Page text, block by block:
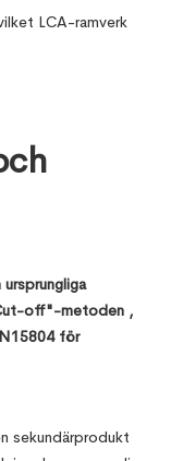
LCA-ramverk
off"-metoden ,
för
sekundärprodukt